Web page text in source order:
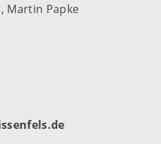
Martin Papke